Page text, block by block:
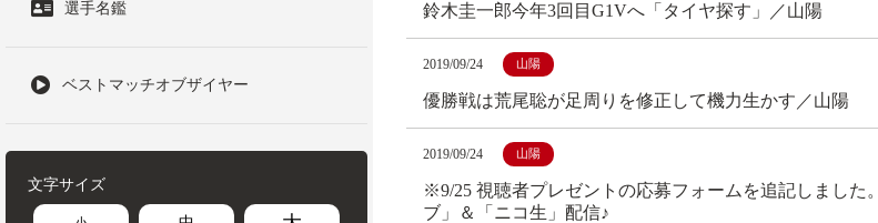
選手名鑑
ベストマッチオブザイヤー
文字サイズ
鈴木圭一郎今年3回目G1Vへ「タイヤ探す」／山陽
2019/09/24 山陽
優勝戦は荒尾聡が足周りを修正して機力生かす／山陽
2019/09/24 山陽
※9/25 視聴者プレゼントの応募フォームを追記しまし
ブ」＆「ニコ生」配信♪